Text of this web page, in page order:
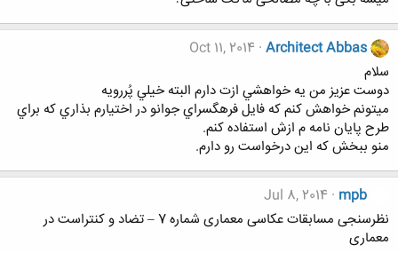
Architect Abbas
Oct 11, 2014
سلام
دوست عزيز من يه خواهشي ازت دارم البته خيلي پُررويه
ميتونم خواهش كنم كه فايل فرهگسراي جوانو در اختيارم بذاري كه براي
طرح پايان نامه م ازش استفاده كنم.
منو ببخش كه اين درخواست رو دارم.
mpb
Jul 8, 2014
نظرسنجی مسابقات عکاسی معماری شماره 7 – تضاد و کنتراست در
معماری